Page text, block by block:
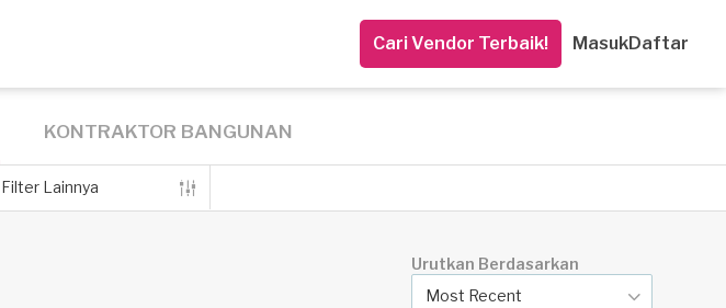
Cari Vendor Terbaik! MasukDaftar
KONTRAKTOR BANGUNAN
Filter Lainnya
Urutkan Berdasarkan
Most Recent